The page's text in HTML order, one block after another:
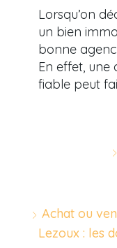
Lorsqu’on
un bien
bonne
En effet,
fiable peut
Achat ou
Lezoux : les